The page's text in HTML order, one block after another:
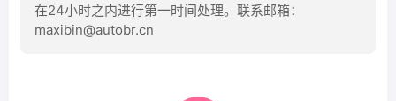
在24小时之内进行第一时间处理。联系邮箱：
maxibin@autobr.cn